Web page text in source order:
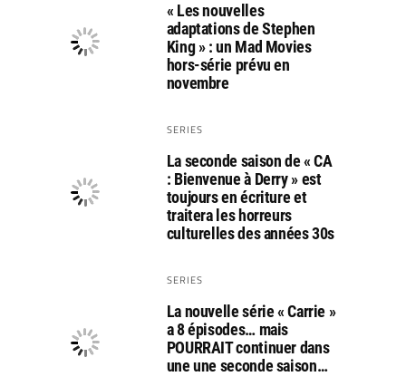
« Les nouvelles
adaptations de Stephen
King » : un Mad Movies
hors-série prévu en
novembre
SERIES
La seconde saison de « CA
: Bienvenue à Derry » est
toujours en écriture et
traitera les horreurs
culturelles des années 30s
SERIES
La nouvelle série « Carrie »
a 8 épisodes… mais
POURRAIT continuer dans
une une seconde saison…